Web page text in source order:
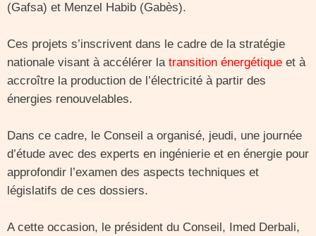
(Gafsa) et Menzel Habib (Gabès).
Ces projets s’inscrivent dans le cadre de la stratégie
nationale visant à accélérer la transition énergétique et à
accroître la production de l’électricité à partir des
énergies renouvelables.
Dans ce cadre, le Conseil a organisé, jeudi, une journée
d’étude avec des experts en ingénierie et en énergie pour
approfondir l’examen des aspects techniques et
législatifs de ces dossiers.
A cette occasion, le président du Conseil, Imed Derbali,